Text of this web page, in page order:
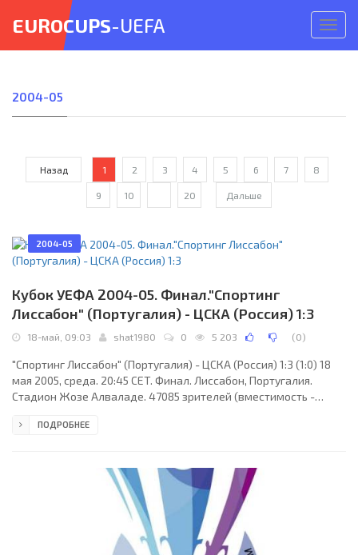
меню
EUROCUPS-UEFA
2004-05
Назад 1 2 3 4 5 6 7 8
9 10 20 Дальше
2004-05
Кубок УЕФА 2004-05. Финал."Спортинг
Лиссабон" (Португалия) - ЦСКА (Россия) 1:3
18-май, 09:03 shat1980 0 5 203 (0)
"Спортинг Лиссабон" (Португалия) - ЦСКА (Россия) 1:3 (1:0) 18
мая 2005, среда. 20:45 CET. Финал. Лиссабон, Португалия.
Стадион Жозе Алваладе. 47085 зрителей (вместимость -
Тинджи (Англия). Резервный: Стивен Грэм Беннет (Англия).
(Мариуc Никулае, 73), Рожерио (Рудольф Дуала, 80), Жоау
Моутинью (Угу Виана, 88), Фабио
ПОДРОБНЕЕ